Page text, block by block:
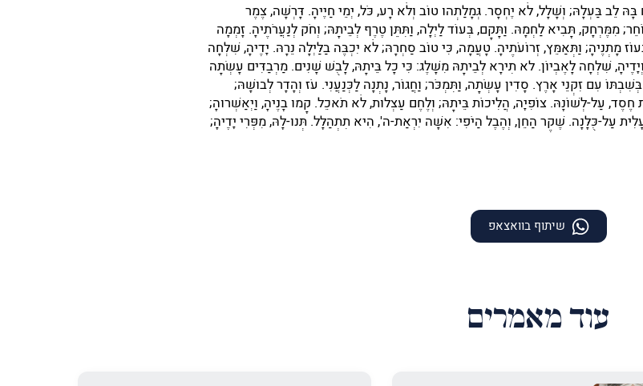
לֵב בַּעְלָהּ; וְשָׁלָל, לֹא יֶחְסָר. גְּמָלַתְהוּ טוֹב וְלֹא רָע, כֹּל, יְמֵי חַיֶּיהָ. דָּרְשָׁה, צֶמֶר
מִמֶּרְחָק, תָּבִיא לַחְמָהּ. וַתָּקָם, בְּעוֹד לַיְלָה, וַתִּתֵּן טֶרֶף לְבֵיתָהּ; וְחֹק לְנַעֲרֹתֶיהָ. זָמְמָה
מָתְנֶיהָ; וַתְּאַמֵּץ, זְרוֹעֹתֶיהָ. טָעֲמָה, כִּי טוֹב סַחְרָהּ; לֹא יִכְבֶּה בַלַּיְלָה נֵרָהּ. יָדֶיהָ, שִׁלְּחָה
שִׁלְּחָה לָאֶבְיוֹן. לא תִירָא לְבֵיתָהּ מִשָּׁלֶג: כִּי כָל בֵּיתָהּ, לָבֻשׁ שָׁנִים. מַרְבַדִּים עָשְׂתָה
עִם זִקְנֵי אָרֶץ. סָדִין עָשְׂתָה, וַתִּמְכֹּר; וַחֲגוֹר, נָתְנָה לַכְּנַעֲנִי. עֹז וְהָדָר לְבוּשָׁהּ;
עַל-לְשׁוֹנָהּ. צוֹפִיָּה, הֲלִיכוֹת בֵּיתָהּ; וְלֶחֶם עַצְלוּת, לֹא תֹאכֵל. קָמוּ בָנֶיהָ, וַיְאַשְּׁרוּהָ;
עַל-כֻּלָּנָה. שֶׁקֶר הַחֵן, וְהֶבֶל הַיֹּפִי: אִשָּׁה יִרְאַת-ה', הִיא תִתְהַלָּל. תְּנוּ-לָהּ, מִפְּרִי יָדֶיהָ;
שיתוף בוואצאפ
עוד מאמרים